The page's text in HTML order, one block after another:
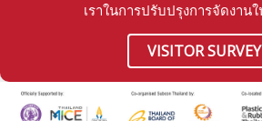
เราในการปรับปรุงการจัดงาน
VISITOR SURVEY